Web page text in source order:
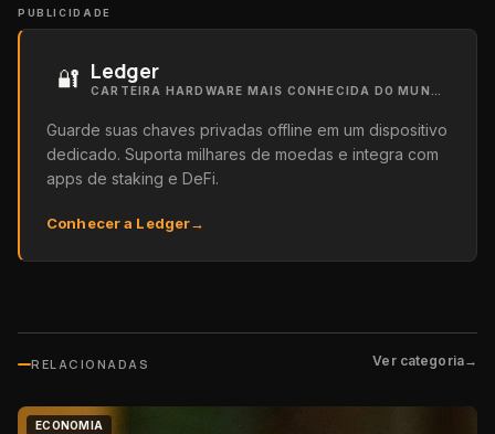
PUBLICIDADE
🔐 Ledger
Guarde suas chaves privadas offline em um dispositivo
dedicado. Suporta milhares de moedas e integra com
apps de staking e DeFi.
Conhecer a Ledger→
RELACIONADAS Ver categoria→
ECONOMIA